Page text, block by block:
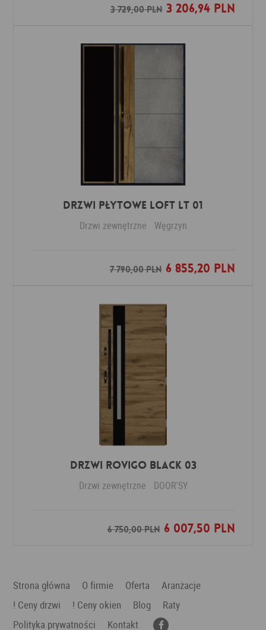
3 729,00 PLN3 206,94 PLN
Dodaj do ulubionych
DRZWI PŁYTOWE LOFT LT 01
Drzwi zewnętrzne Węgrzyn
7 790,00 PLN6 855,20 PLN
Dodaj do ulubionych
DRZWI ROVIGO BLACK 03
Drzwi zewnętrzne DOOR'SY
6 750,00 PLN6 007,50 PLN
Dodaj do ulubionych
Strona główna O firmie Oferta
Aranżacje
! Ceny drzwi
! Ceny okien Blog
Raty
Polityka prywatności
Kontakt